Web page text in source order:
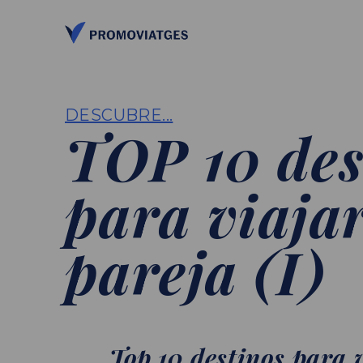
DESCUBRE...
TOP 10
para
pareja (I)